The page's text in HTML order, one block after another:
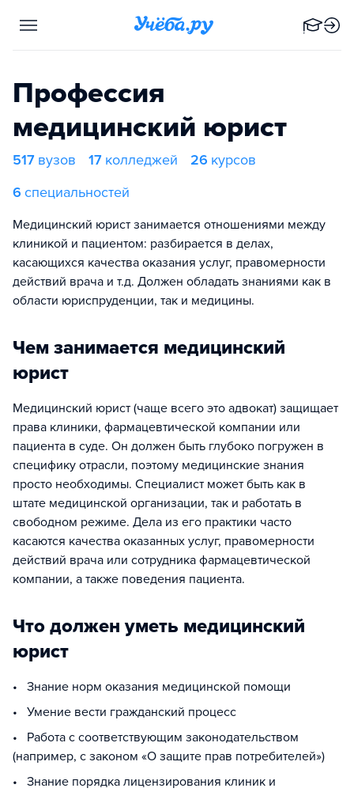
Профессия
медицинский юрист
517 вузов 17 колледжей 26 курсов
6 специальностей
Медицинский юрист занимается отношениями между
клиникой и пациентом: разбирается в делах,
касающихся качества оказания услуг, правомерности
действий врача и т.д. Должен обладать знаниями как в
области юриспруденции, так и медицины.
Чем занимается медицинский
юрист
Медицинский юрист (чаще всего это адвокат) защищает
права клиники, фармацевтической компании или
пациента в суде. Он должен быть глубоко погружен в
специфику отрасли, поэтому медицинские знания
просто необходимы. Специалист может быть как в
штате медицинской организации, так и работать в
свободном режиме. Дела из его практики часто
касаются качества оказанных услуг, правомерности
действий врача или сотрудника фармацевтической
компании, а также поведения пациента.
Что должен уметь медицинский
юрист
• Знание норм оказания медицинской помощи
• Умение вести гражданский процесс
• Работа с соответствующим законодательством
(например, с законом «О защите прав потребителей»)
• Знание порядка лицензирования клиник и